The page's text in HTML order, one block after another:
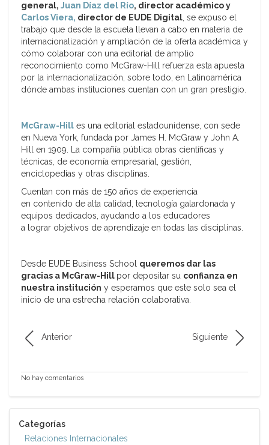
general, Juan Díaz del Río, director académico y
Carlos Viera, director de EUDE Digital, se expuso el
trabajo que desde la escuela llevan a cabo en materia de
internacionalización y ampliación de la oferta académica y
cómo colaborar con una editorial de amplio
reconocimiento como McGraw-Hill refuerza esta apuesta
por la internacionalización, sobre todo, en Latinoamérica
dónde ambas instituciones cuentan con un gran prestigio.
McGraw-Hill es una editorial estadounidense, con sede
en Nueva York, fundada por James H. McGraw y John A.
Hill en 1909. La compañía pública obras científicas y
técnicas, de economía empresarial, gestión,
enciclopedias y otras disciplinas.
Cuentan con más de 150 años de experiencia
en contenido de alta calidad, tecnología galardonada y
equipos dedicados, ayudando a los educadores
a lograr objetivos de aprendizaje en todas las disciplinas.
Desde EUDE Business School queremos dar las
gracias a McGraw-Hill por depositar su confianza en
nuestra institución y esperamos que este solo sea el
inicio de una estrecha relación colaborativa.
Anterior Siguiente
No hay comentarios
Categorías
Relaciones Internacionales